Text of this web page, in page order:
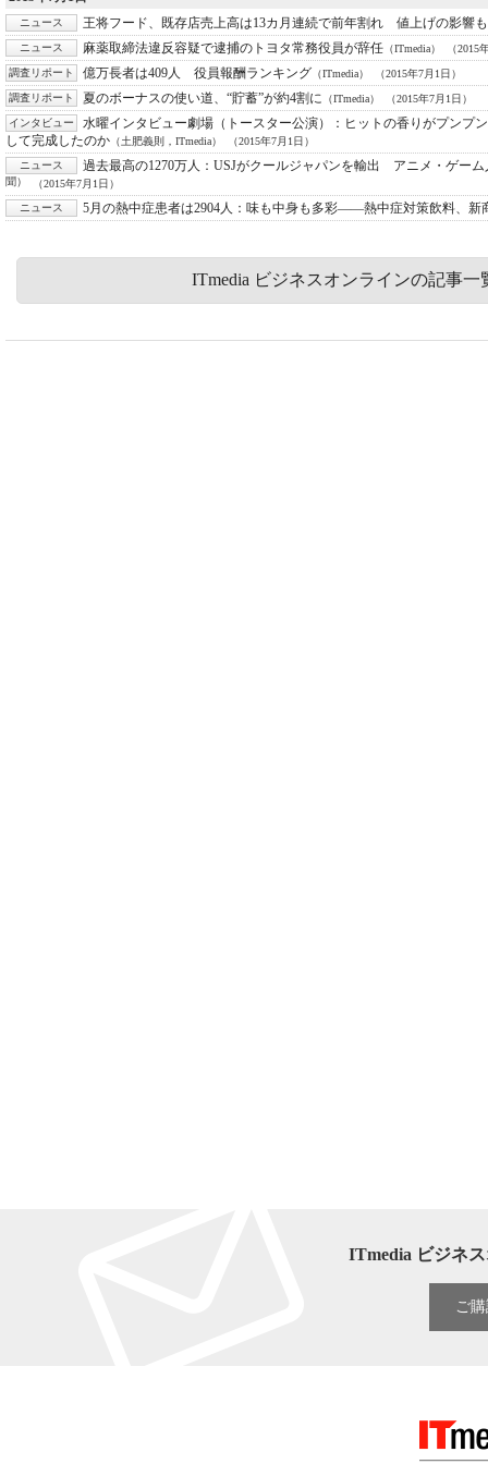
ニュース 王将フード、既存店売上高は13カ月連続で前年割れ 値上げの影響も
ニュース 麻薬取締法違反容疑で逮捕のトヨタ常務役員が辞任 （ITmedia）
（2015
調査リポート
億万長者は409人 役員報酬ランキング （ITmedia）
（2015年7月1日）
調査リポート
夏のボーナスの使い道、“貯蓄”が約4割に （ITmedia）
（2015年7月1日）
インタビュー
水曜インタビュー劇場（トースター公演）： ヒットの香りがプンプ
して完成したのか （土肥義則，ITmedia）
（2015年7月1日）
ニュース
過去最高の1270万人： USJがクールジャパンを輸出 アニメ・ゲー
聞）
（2015年7月1日）
ニュース
5月の熱中症患者は2904人： 味も中身も多彩――熱中症対策飲料、新
ITmedia ビジネスオンラインの記事一
ITmedia ビジネ
ご